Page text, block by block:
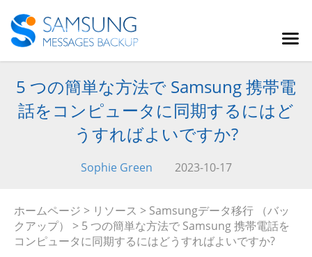
5 つの簡単な方法で Samsung 携帯電
話をコンピュータに同期するにはど
うすればよいですか?
Sophie Green 2023-10-17
ホームページ > リソース > Samsungデータ移行 （バッ
クアップ）
> 5 つの簡単な方法で Samsung 携帯電話を
コンピュータに同期するにはどうすればよいですか?